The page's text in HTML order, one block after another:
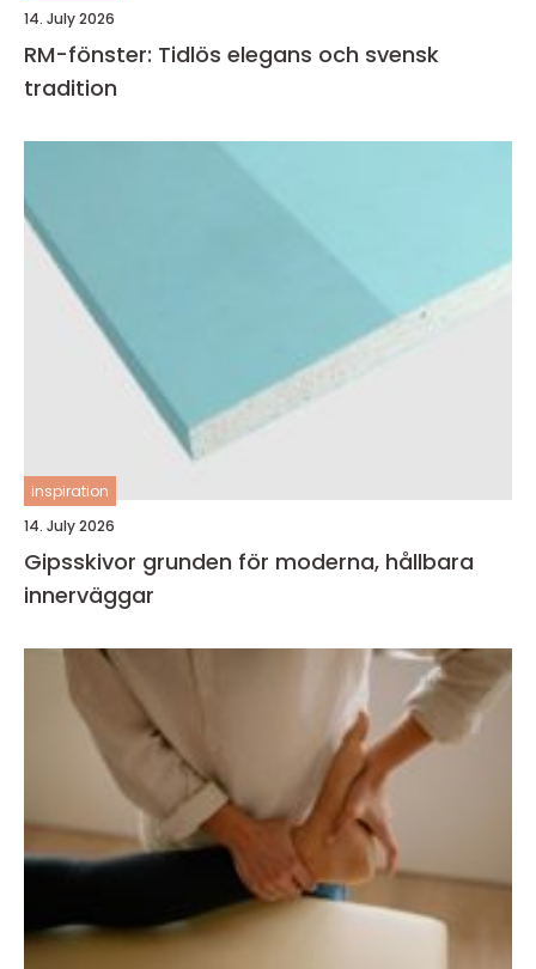
14. July 2026
RM-fönster: Tidlös elegans och svensk
tradition
inspiration
14. July 2026
Gipsskivor grunden för moderna, hållbara
innerväggar